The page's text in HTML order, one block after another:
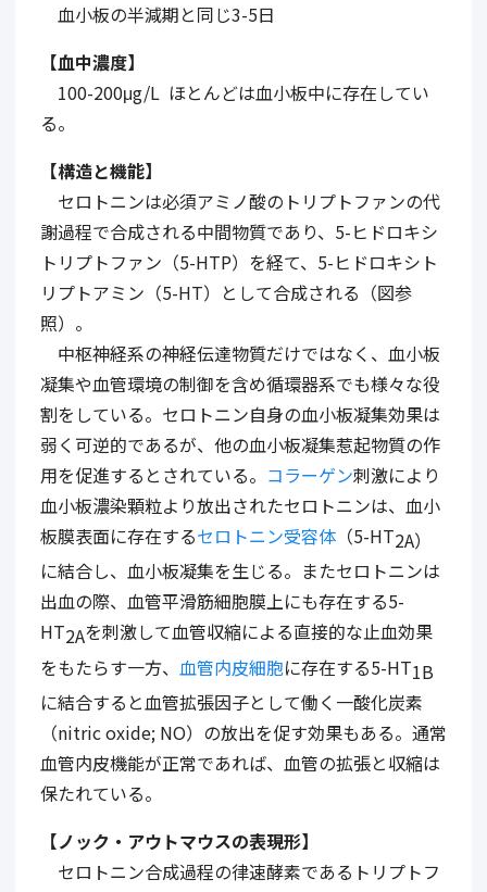
血小板の半減期と同じ3-5日
【血中濃度】
100-200μg/L ほとんどは血小板中に存在してい
る。
【構造と機能】
セロトニンは必須アミノ酸のトリプトファンの代
謝過程で合成される中間物質であり、5-ヒドロキシ
トリプトファン（5-HTP）を経て、5-ヒドロキシト
リプトアミン（5-HT）として合成される（図参
照）。
中枢神経系の神経伝達物質だけではなく、血小板
凝集や血管環境の制御を含め循環器系でも様々な役
割をしている。セロトニン自身の血小板凝集効果は
弱く可逆的であるが、他の血小板凝集惹起物質の作
用を促進するとされている。 コラーゲン刺激により
血小板濃染顆粒より放出されたセロトニンは、血小
板膜表面に存在するセロトニン受容体（5-HT2A）
に結合し、血小板凝集を生じる。またセロトニンは
出血の際、血管平滑筋細胞膜上にも存在する5-
HT2Aを刺激して血管収縮による直接的な止血効果
をもたらす一方、 血管内皮細胞に存在する5-HT1B
に結合すると血管拡張因子として働く一酸化炭素
（nitric oxide; NO）の放出を促す効果もある。通常
血管内皮機能が正常であれば、血管の拡張と収縮は
保たれている。
【ノック・アウトマウスの表現形】
セロトニン合成過程の律速酵素であるトリプトフ